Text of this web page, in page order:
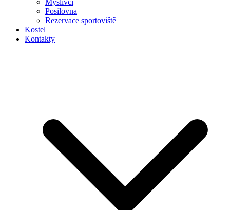
Myslivci
Posilovna
Rezervace sportoviště
Kostel
Kontakty